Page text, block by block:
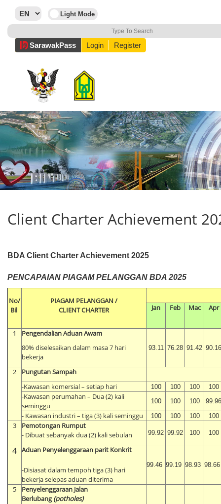
SarawakPass Login Register
Client Charter Achievement
BDA Client Charter Achievement 2025
PENCAPAIAN PIAGAM PELANGGAN BDA 2025
No/
Bil
PIAGAM PELANGGAN /
CLIENT CHARTER
Jan
Feb Mac Apr
1
Pengendalian Aduan Awam
80% diselesaikan dalam masa 7 hari
bekerja
93.11 76.28 91.42 90.16
2
Pungutan Sampah
-Kawasan komersial – setiap hari
100 100 100 100
-Kawasan perumahan – Dua (2) kali
seminggu
100 100 100 99.96
- Kawasan industri – tiga (3) kali seminggu 100 100 100 100
3
Pemotongan Rumput
- Dibuat sebanyak dua (2) kali sebulan
99.92 99.92 100 100
4 Aduan Penyelenggaraan parit Konkrit
-Disiasat dalam tempoh tiga (3) hari
bekerja selepas aduan diterima
99.46 99.19 98.93 98.66
5
Penyelenggaraan Jalan
Berlubang(potholes)